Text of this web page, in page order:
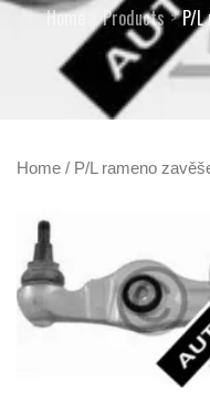
Home Products P/L
Home / P/L rameno